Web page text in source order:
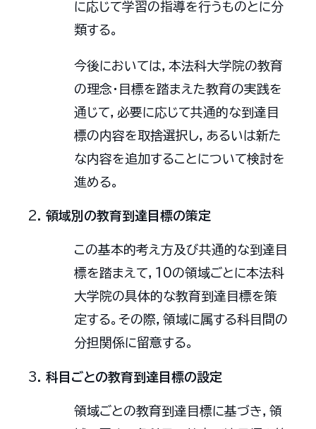
に応じて学習の指導を行うものとに分
類する。
今後においては，本法科大学院の教育
の理念・目標を踏まえた教育の実践を
通じて，必要に応じて共通的な到達目
標の内容を取捨選択し，あるいは新た
な内容を追加することについて検討を
進める。
領域別の教育到達目標の策定
この基本的考え方及び共通的な到達目
標を踏まえて，10の領域ごとに本法科
大学院の具体的な教育到達目標を策
定する。その際，領域に属する科目間の
分担関係に留意する。
科目ごとの教育到達目標の設定
領域ごとの教育到達目標に基づき，領